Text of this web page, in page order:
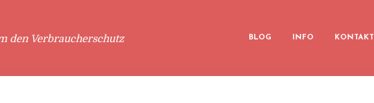
den Verbraucherschutz BLOG INFO KONTAKT